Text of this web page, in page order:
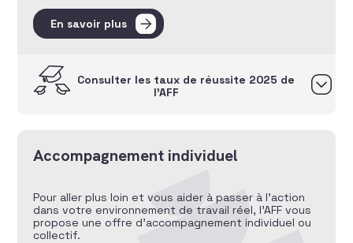
En savoir plus
Consulter les taux de réussite 2025 de
l’AFF
Accompagnement individuel
Pour aller plus loin et vous aider à passer à l’action
dans votre environnement de travail réel, l’AFF vous
propose une offre d’accompagnement individuel ou
collectif.